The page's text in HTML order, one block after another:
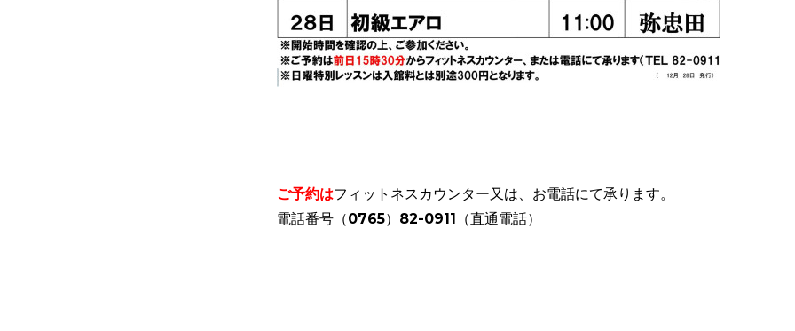
ご予約はフィットネスカウンター又は、お電話にて承ります。
電話番号（0765）82-0911（直通電話）